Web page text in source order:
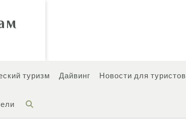
туризм Дайвинг Новости для туристов